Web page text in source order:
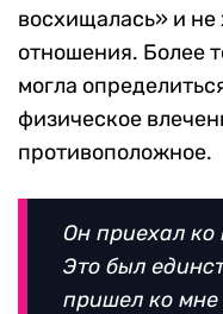
восхищалась» и не
отношения. Более
могла
физическое
противоположное.
Он приехал
Это был
пришел ко мне